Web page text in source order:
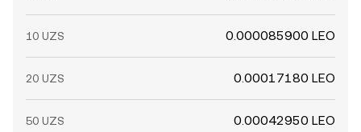
10 UZS 0.000085900 LEO
20 UZS 0.00017180 LEO
50 UZS 0.00042950 LEO